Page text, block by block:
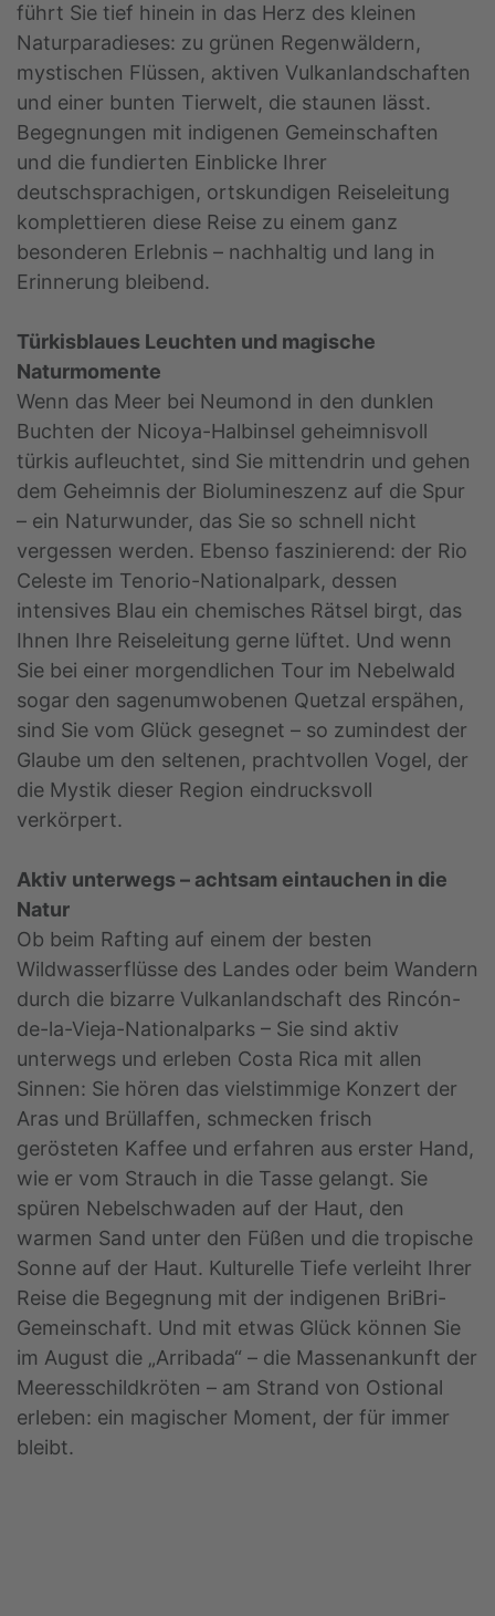
führt Sie tief hinein in das Herz des kleinen
Naturparadieses: zu grünen Regenwäldern,
mystischen Flüssen, aktiven Vulkanlandschaften
und einer bunten Tierwelt, die staunen lässt.
Begegnungen mit indigenen Gemeinschaften
und die fundierten Einblicke Ihrer
deutschsprachigen, ortskundigen Reiseleitung
komplettieren diese Reise zu einem ganz
besonderen Erlebnis – nachhaltig und lang in
Erinnerung bleibend.
Türkisblaues Leuchten und magische
Naturmomente
Wenn das Meer bei Neumond in den dunklen
Buchten der Nicoya-Halbinsel geheimnisvoll
türkis aufleuchtet, sind Sie mittendrin und gehen
dem Geheimnis der Biolumineszenz auf die Spur
– ein Naturwunder, das Sie so schnell nicht
vergessen werden. Ebenso faszinierend: der Rio
Celeste im Tenorio-Nationalpark, dessen
intensives Blau ein chemisches Rätsel birgt, das
Ihnen Ihre Reiseleitung gerne lüftet. Und wenn
Sie bei einer morgendlichen Tour im Nebelwald
sogar den sagenumwobenen Quetzal erspähen,
sind Sie vom Glück gesegnet – so zumindest der
Glaube um den seltenen, prachtvollen Vogel, der
die Mystik dieser Region eindrucksvoll
verkörpert.
Aktiv unterwegs – achtsam eintauchen in die
Natur
Ob beim Rafting auf einem der besten
Wildwasserflüsse des Landes oder beim Wandern
durch die bizarre Vulkanlandschaft des Rincón-
de-la-Vieja-Nationalparks – Sie sind aktiv
unterwegs und erleben Costa Rica mit allen
Sinnen: Sie hören das vielstimmige Konzert der
Aras und Brüllaffen, schmecken frisch
gerösteten Kaffee und erfahren aus erster Hand,
wie er vom Strauch in die Tasse gelangt. Sie
spüren Nebelschwaden auf der Haut, den
warmen Sand unter den Füßen und die tropische
Sonne auf der Haut. Kulturelle Tiefe verleiht Ihrer
Reise die Begegnung mit der indigenen BriBri-
Gemeinschaft. Und mit etwas Glück können Sie
im August die „Arribada“ – die Massenankunft der
Meeresschildkröten – am Strand von Ostional
erleben: ein magischer Moment, der für immer
bleibt.